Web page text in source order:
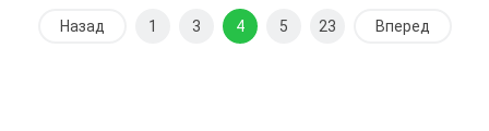
Назад 1 3 4 5 23 Вперед